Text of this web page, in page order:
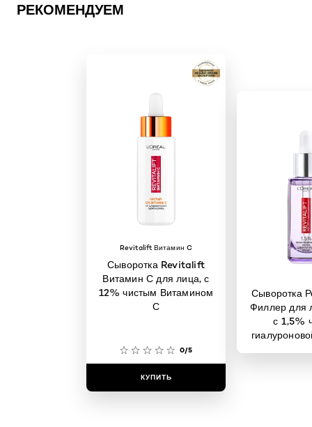
РЕКОМЕНДУЕМ
Revitalift Витамин C
Сыворотка Revitalift
Витамин С для лица, с
12% чистым Витамином
С
0/5
КУПИТЬ
Сыворотка
Филлер для
с 1,5%